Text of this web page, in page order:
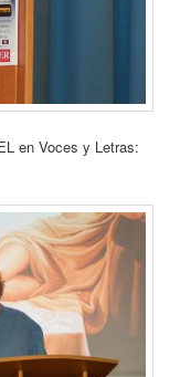
en Voces y Letras: